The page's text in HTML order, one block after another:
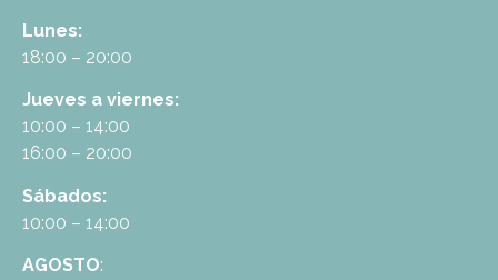
Lunes:
18:00 – 20:00
Jueves a viernes:
10:00 – 14:00
16:00 – 20:00
Sábados:
10:00 – 14:00
AGOSTO: